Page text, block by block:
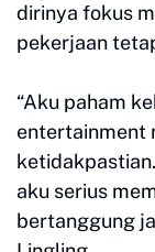
dirinya fokus
pekerjaan
“Aku paham
entertainment
aku serius
bertanggung